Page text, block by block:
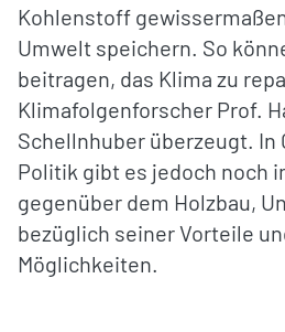
Kohlenstoff
Umwelt speichern. So
beitragen, das Klima zu
Klimafolgenforscher Prof.
Schellnhuber überzeugt. In
Politik gibt es jedoch noch
gegenüber dem Holzbau,
bezüglich seiner Vorteile
Möglichkeiten.